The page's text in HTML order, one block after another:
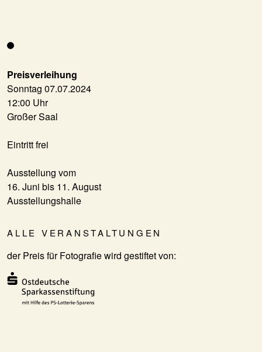
Preisverleihung
Sonntag 07.07.2024
12:00 Uhr
Großer Saal
Eintritt frei
Ausstellung vom
16. Juni bis 11. August
Ausstellungshalle
ALLE VERANSTALTUNGEN
der Preis für Fotografie wird gestiftet von: